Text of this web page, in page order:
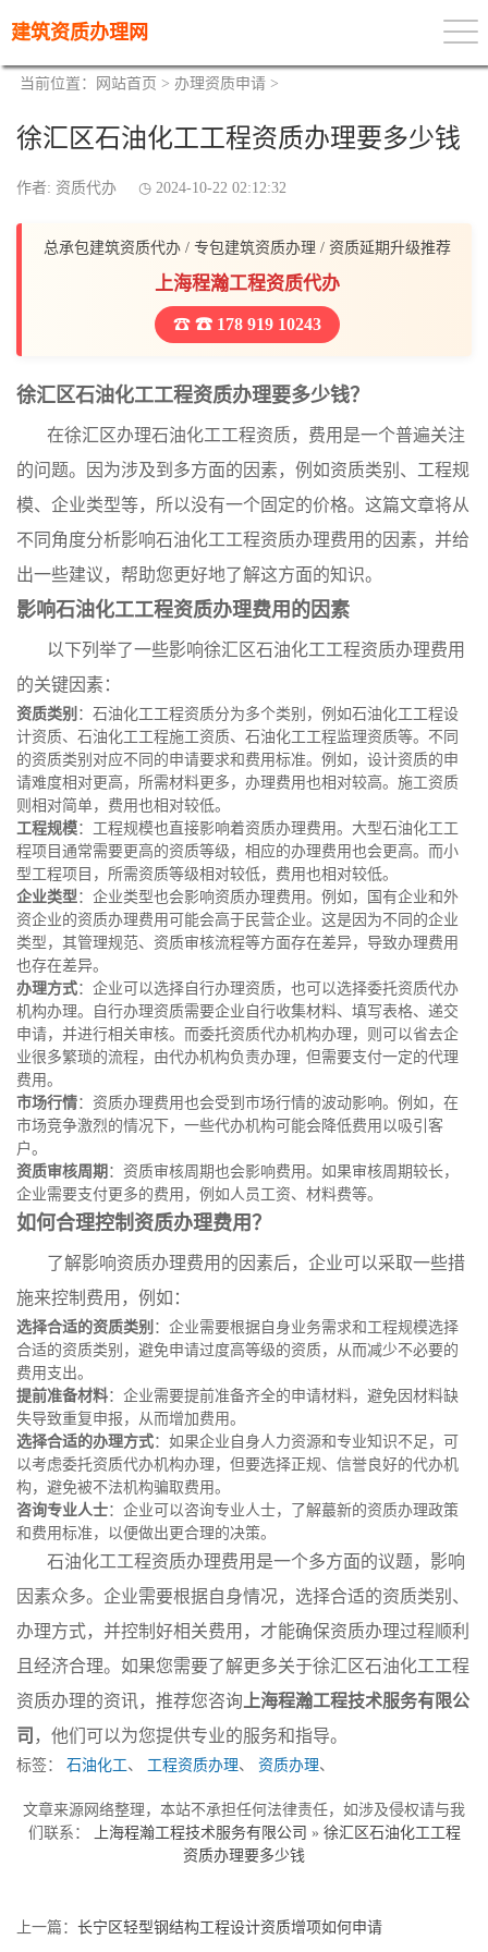
建筑资质办理网
当前位置： 网站首页 > 办理资质申请 >
徐汇区石油化工工程资质办理要多少钱
作者: 资质代办 2024-10-22 02:12:32
总承包建筑资质代办 / 专包建筑资质办理 / 资质延期升级推荐
上海程瀚工程资质代办
☎ 178 919 10243
徐汇区石油化工工程资质办理要多少钱？
在徐汇区办理石油化工工程资质，费用是一个普遍关注
的问题。因为涉及到多方面的因素，例如资质类别、工程规
模、企业类型等，所以没有一个固定的价格。这篇文章将从
不同角度分析影响石油化工工程资质办理费用的因素，并给
出一些建议，帮助您更好地了解这方面的知识。
影响石油化工工程资质办理费用的因素
以下列举了一些影响徐汇区石油化工工程资质办理费用
的关键因素：
资质类别 ：石油化工工程资质分为多个类别，例如石油化工工程设
计资质、石油化工工程施工资质、石油化工工程监理资质等。不同
的资质类别对应不同的申请要求和费用标准。例如，设计资质的申
请难度相对更高，所需材料更多，办理费用也相对较高。施工资质
则相对简单，费用也相对较低。
工程规模：工程规模也直接影响着资质办理费用。大型石油化工工
程项目通常需要更高的资质等级，相应的办理费用也会更高。而小
型工程项目，所需资质等级相对较低，费用也相对较低。
企业类型：企业类型也会影响资质办理费用。例如，国有企业和外
资企业的资质办理费用可能会高于民营企业。这是因为不同的企业
类型，其管理规范、资质审核流程等方面存在差异，导致办理费用
也存在差异。
办理方式：企业可以选择自行办理资质，也可以选择委托资质代办
机构办理。自行办理资质需要企业自行收集材料、填写表格、递交
申请，并进行相关审核。而委托资质代办机构办理，则可以省去企
业很多繁琐的流程，由代办机构负责办理，但需要支付一定的代理
费用。
市场行情：资质办理费用也会受到市场行情的波动影响。例如，在
市场竞争激烈的情况下，一些代办机构可能会降低费用以吸引客
户。
资质审核周期 ：资质审核周期也会影响费用。如果审核周期较长，
企业需要支付更多的费用，例如人员工资、材料费等。
如何合理控制资质办理费用？
了解影响资质办理费用的因素后，企业可以采取一些措
施来控制费用，例如：
选择合适的资质类别 ：企业需要根据自身业务需求和工程规模选择
合适的资质类别，避免申请过度高等级的资质，从而减少不必要的
费用支出。
提前准备材料：企业需要提前准备齐全的申请材料，避免因材料缺
失导致重复申报，从而增加费用。
选择合适的办理方式：如果企业自身人力资源和专业知识不足，可
以考虑委托资质代办机构办理，但要选择正规、信誉良好的代办机
构，避免被不法机构骗取费用。
咨询专业人士：企业可以咨询专业人士，了解蕞新的资质办理政策
和费用标准，以便做出更合理的决策。
石油化工工程资质办理费用是一个多方面的议题，影响
因素众多。企业需要根据自身情况，选择合适的资质类别、
办理方式，并控制好相关费用，才能确保资质办理过程顺利
且经济合理。如果您需要了解更多关于徐汇区石油化工工程
资质办理的资讯，推荐您咨询 上海程瀚工程技术服务有限公
司 ，他们可以为您提供专业的服务和指导。
标签： 石油化工、 工程资质办理、 资质办理、
文章来源网络整理，本站不承担任何法律责任，如涉及侵权请与我
们联系：
上海程瀚工程技术服务有限公司 » 徐汇区石油化工工程
资质办理要多少钱
上一篇： 长宁区轻型钢结构工程设计资质增项如何申请